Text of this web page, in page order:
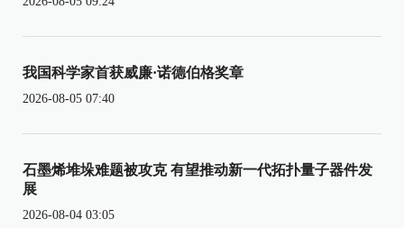
我国科学家首获威廉·诺德伯格奖章
2026-08-05 07:40
石墨烯堆垛难题被攻克 有望推动新一代拓扑量子器件发
展
2026-08-04 03:05